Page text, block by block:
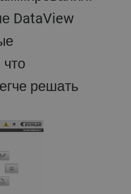
DataView
решать